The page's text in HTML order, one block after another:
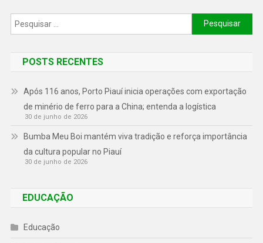
POSTS RECENTES
Após 116 anos, Porto Piauí inicia operações com exportação
de minério de ferro para a China; entenda a logística
30 de junho de 2026
Bumba Meu Boi mantém viva tradição e reforça importância
da cultura popular no Piauí
30 de junho de 2026
EDUCAÇÃO
Educação